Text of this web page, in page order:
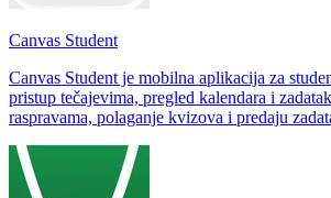
Canvas Student
Canvas Student je mobilna aplikacija za
pristup tečajevima, pregled kalendara i
raspravama, polaganje kvizova i predaju